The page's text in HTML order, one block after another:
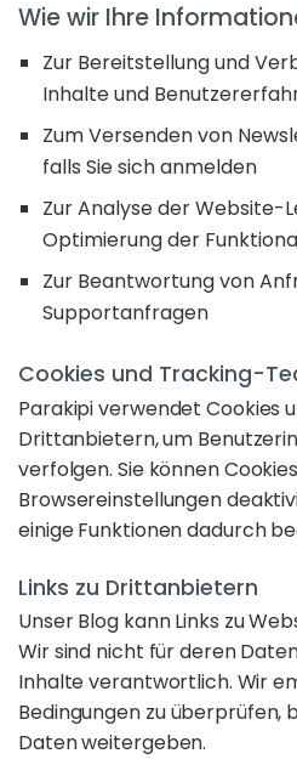
Wie wir Ihre
Zur Bereitstellung und
Inhalte und
Zum Versenden von
falls Sie sich anmelden
Zur Analyse der Website-
Optimierung der
Zur Beantwortung von
Supportanfragen
Cookies und Tracking-
Parakipi verwendet Cookies
Drittanbietern, um
verfolgen. Sie können
Browsereinstellungen
einige Funktionen dadurch
Links zu Drittanbietern
Unser Blog kann Links zu
Wir sind nicht für deren
Inhalte verantwortlich. Wir
Bedingungen zu überprüfen,
Daten weitergeben.